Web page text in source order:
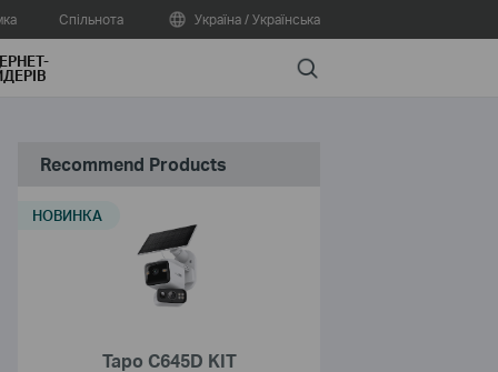
Спільнота Україна / Українська
Search
Recommend Products
Tapo C645D KIT
НОВИНКА